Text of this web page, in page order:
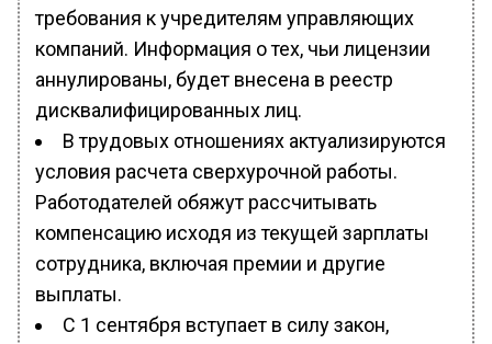
требования к учредителям управляющих
компаний. Информация о тех, чьи лицензии
аннулированы, будет внесена в реестр
дисквалифицированных лиц.
В трудовых отношениях актуализируются
условия расчета сверхурочной работы.
Работодателей обяжут рассчитывать
компенсацию исходя из текущей зарплаты
сотрудника, включая премии и другие
выплаты.
С 1 сентября вступает в силу закон,